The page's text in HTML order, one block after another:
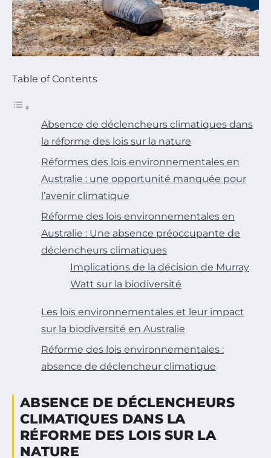
Table of Contents
Absence de déclencheurs climatiques dans
la réforme des lois sur la nature
Réformes des lois environnementales en
Australie : une opportunité manquée pour
l’avenir climatique
Réforme des lois environnementales en
Australie : Une absence préoccupante de
déclencheurs climatiques
Implications de la décision de Murray
Watt sur la biodiversité
Les lois environnementales et leur impact
sur la biodiversité en Australie
Réforme des lois environnementales :
absence de déclencheur climatique
ABSENCE DE DÉCLENCHEURS
CLIMATIQUES DANS LA
RÉFORME DES LOIS SUR LA
NATURE